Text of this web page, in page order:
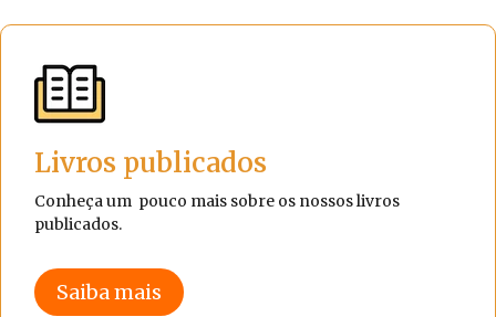
Livros publicados
Conheça um pouco mais sobre os nossos livros
publicados.
Saiba mais